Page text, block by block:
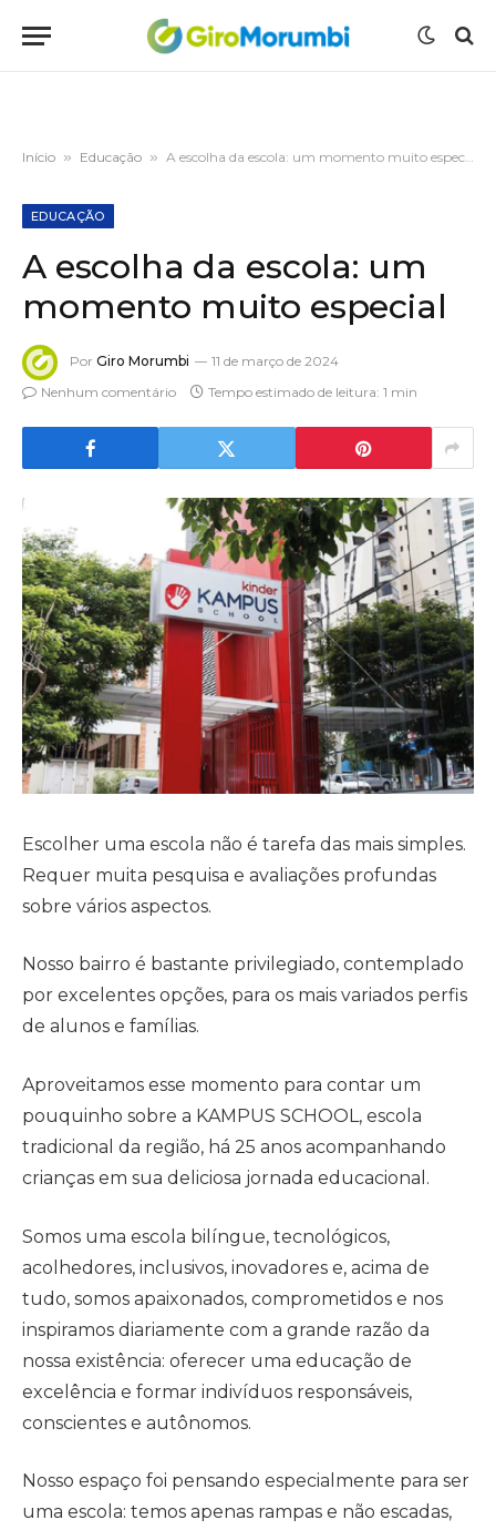
Início » Educação » A escolha da escola: um momento muito especial
EDUCAÇÃO
A escolha da escola: um
momento muito especial
Por Giro Morumbi
11 de março de 2024
Nenhum comentário
Tempo estimado de leitura: 1 min
Escolher uma escola não é tarefa das mais simples.
Requer muita pesquisa e avaliações profundas
sobre vários aspectos.
Nosso bairro é bastante privilegiado, contemplado
por excelentes opções, para os mais variados perfis
de alunos e famílias.
Aproveitamos esse momento para contar um
pouquinho sobre a KAMPUS SCHOOL, escola
tradicional da região, há 25 anos acompanhando
crianças em sua deliciosa jornada educacional.
Somos uma escola bilíngue, tecnológicos,
acolhedores, inclusivos, inovadores e, acima de
tudo, somos apaixonados, comprometidos e nos
inspiramos diariamente com a grande razão da
nossa existência: oferecer uma educação de
excelência e formar indivíduos responsáveis,
conscientes e autônomos.
Nosso espaço foi pensando especialmente para ser
uma escola: temos apenas rampas e não escadas,